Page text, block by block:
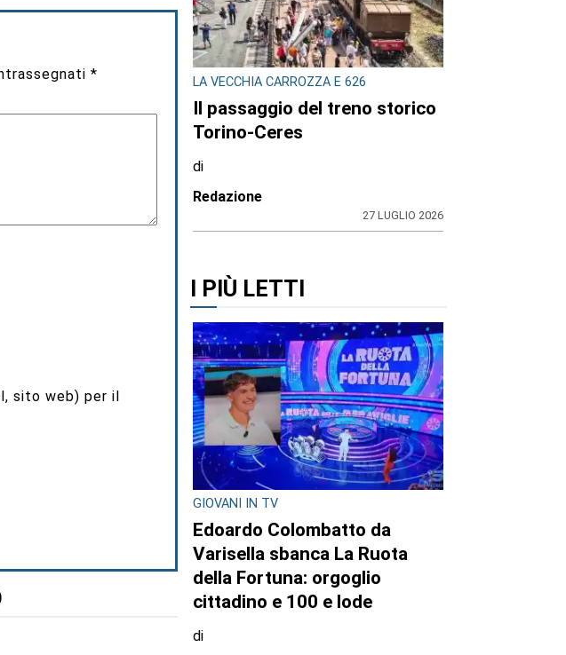
*
sito web) per il
LA VECCHIA CARROZZA E 626
Il passaggio del treno storico
Torino-Ceres
di
Redazione
27 LUGLIO 2026
I PIÙ LETTI
GIOVANI IN TV
Edoardo Colombatto da
Varisella sbanca La Ruota
della Fortuna: orgoglio
cittadino e 100 e lode
di